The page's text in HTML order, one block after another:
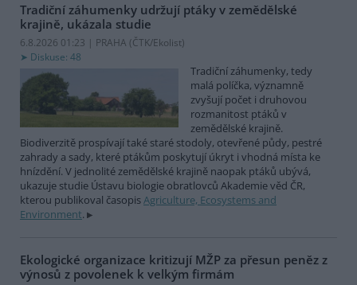
Tradiční záhumenky udržují ptáky v zemědělské
krajině, ukázala studie
6.8.2026 01:23 | PRAHA (ČTK/Ekolist)
Diskuse: 48
Tradiční záhumenky, tedy
malá políčka, významně
zvyšují počet i druhovou
rozmanitost ptáků v
zemědělské krajině.
Biodiverzitě prospívají také staré stodoly, otevřené půdy, pestré
zahrady a sady, které ptákům poskytují úkryt i vhodná místa ke
hnízdění. V jednolité zemědělské krajině naopak ptáků ubývá,
ukazuje studie Ústavu biologie obratlovců Akademie věd ČR,
kterou publikoval časopisAgriculture, Ecosystems and
Environment.
Ekologické organizace kritizují MŽP za přesun peněz z
výnosů z povolenek k velkým firmám